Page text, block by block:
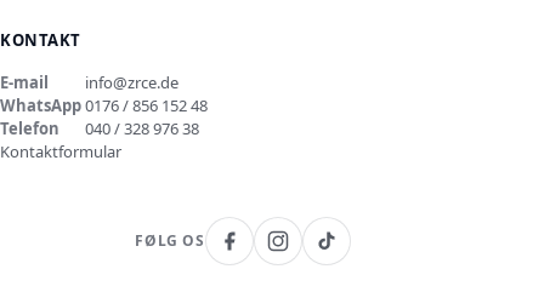
KONTAKT
E-mail
info@zrce.de
WhatsApp0176 / 856 152 48
Telefon
040 / 328 976 38
Kontaktformular
FØLG OS